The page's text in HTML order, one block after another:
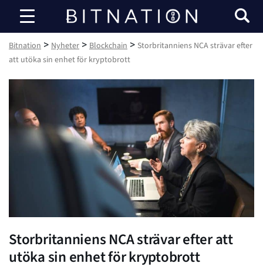
Bitnation
Bitnation > Nyheter > Blockchain > Storbritanniens NCA strävar efter
att utöka sin enhet för kryptobrott
Storbritanniens NCA strävar efter att
utöka sin enhet för kryptobrott